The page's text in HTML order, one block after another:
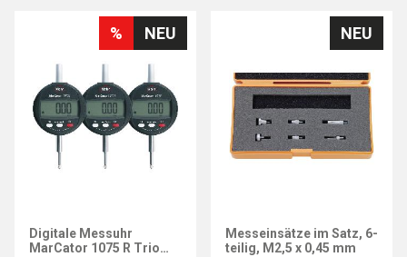
NEU
%
Digitale Messuhr
MarCator 1075 R Trio
NEU
Messeinsätze im Satz, 6-
teilig, M2,5 x 0,45 mm